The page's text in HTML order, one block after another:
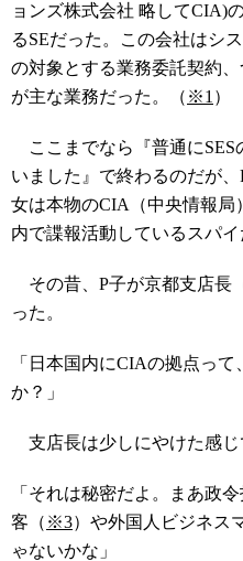
ョンズ株式会社 略してCIA)
るSEだった。この会社はシ
の対象とする業務委託契約
が主な業務だった。（ ※1 ）
ここまでなら『普通にSES
いました』で終わるのだが
女は本物のCIA（中央情報局
内で諜報活動しているスパイ
その昔、P子が京都支店長
った。
「日本国内にCIAの拠点っ
か？」
支店長は少しにやけた感じ
「それは秘密だよ。まあ政
客（ ※3）や外国人ビジネス
ゃないかな」